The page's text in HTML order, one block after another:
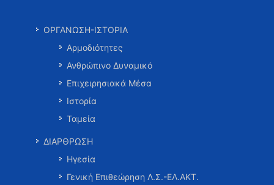
ΟΡΓΑΝΩΣΗ-ΙΣΤΟΡΙΑ
Αρμοδιότητες
Ανθρώπινο Δυναμικό
Επιχειρησιακά Μέσα
Ιστορία
Ταμεία
ΔΙΑΡΘΡΩΣΗ
Ηγεσία
Γενική Επιθεώρηση Λ.Σ.-ΕΛ.ΑΚΤ.